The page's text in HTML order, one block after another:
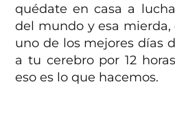
quédate en casa a
del mundo y esa
uno de los mejores días
a tu cerebro por 12
eso es lo que hacemos.